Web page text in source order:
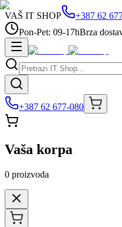
VAŠ IT SHOP +387 62
Pon-Pet: 09-17hBrza
+387 62 677-080
Vaša korpa
0 proizvoda